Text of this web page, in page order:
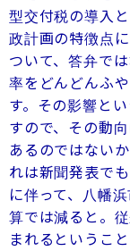
型交付税の導入
政計画の特徴点
ついて、答弁で
率をどんどんふ
す。その影響と
すので、その動
あるのではない
れは新聞発表で
に伴って、八幡
算では減ると。
まれるというこ